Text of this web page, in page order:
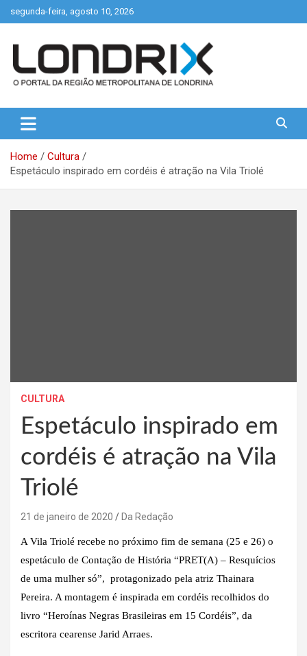
to
segunda-feira, agosto 10, 2026
Londrix
Home
Cultura
Espetáculo inspirado em cordéis é atração na Vila Triolé
CULTURA
Espetáculo inspirado em
cordéis é atração na Vila
Triolé
21 de janeiro de 2020 Da Redação
A Vila Triolé recebe no próximo fim de semana (25 e 26) o
espetáculo de Contação de História “PRET(A) – Resquícios
de uma mulher só”, protagonizado pela atriz Thainara
Pereira. A montagem é inspirada em cordéis recolhidos do
livro “Heroínas Negras Brasileiras em 15 Cordéis”, da
escritora cearense Jarid Arraes.